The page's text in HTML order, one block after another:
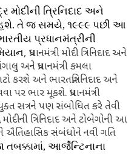
મોદીની ત્રિનિદાદ અને
હશે. તે જ સમયે, ૧૯૯૯ પછી આ
પ્રધાનમંત્રીની
, પ્રધાનમંત્રી મોદી ત્રિનિદાદ અને
અને પ્રધાનમંત્રી કમલા
કરશે અને ભારતપ્રત્રિનિદાદ અને
ભાર મૂકશે. પ્રધાનમંત્રી
સત્રને પણ સંબોધિત કરે તેવી
મોદીની ત્રિનિદાદ અને ટોબેગોની આ
ઐતિહાસિક સંબંધોને નવી ગતિ
તબક્કામાં, આર્જેન્‍ટિનાના